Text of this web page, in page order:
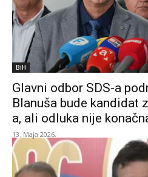
BiH
Glavni odbor SDS-a
Blanuša bude kandidat
a, ali odluka nije
13. Maja 2026.